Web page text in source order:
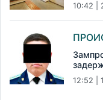
10:42 |
12:52 |